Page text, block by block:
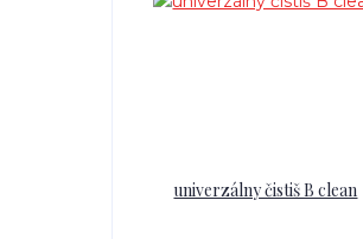
univerzálny čistiš B clean